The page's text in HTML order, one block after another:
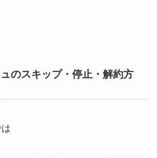
のスキップ・停止・解約方